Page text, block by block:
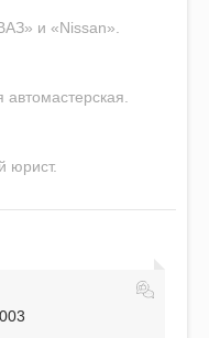
и «Nissan».
автомастерская.
юрист.